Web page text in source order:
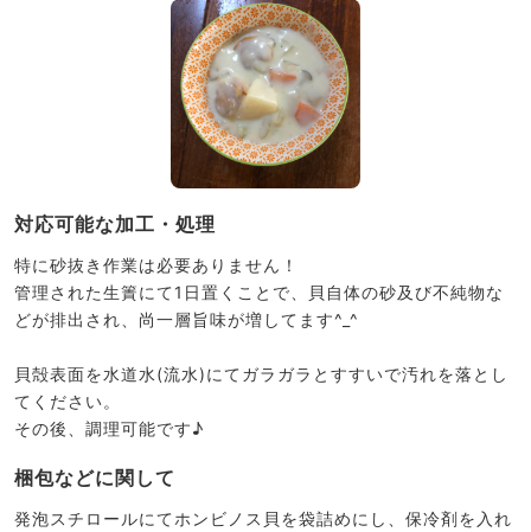
対応可能な加工・処理
特に砂抜き作業は必要ありません！
管理された生簀にて1日置くことで、貝自体の砂及び不純物な
どが排出され、尚一層旨味が増してます^_^
貝殻表面を水道水(流水)にてガラガラとすすいで汚れを落とし
てください。
その後、調理可能です♪
梱包などに関して
発泡スチロールにてホンビノス貝を袋詰めにし、保冷剤を入れ